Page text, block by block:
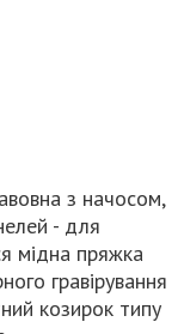
з начосом,
- для
мідна пряжка
гравірування
козирок типу